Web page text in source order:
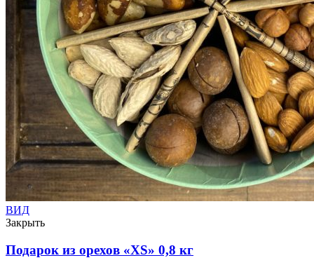
ВИД
Закрыть
Подарок из орехов «XS» 0,8 кг